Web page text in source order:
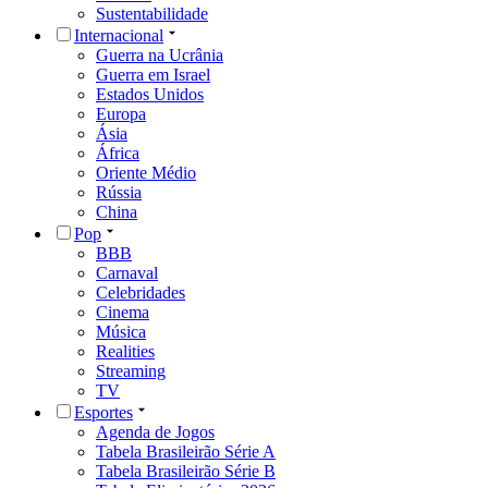
Sustentabilidade
Internacional
Guerra na Ucrânia
Guerra em Israel
Estados Unidos
Europa
Ásia
África
Oriente Médio
Rússia
China
Pop
BBB
Carnaval
Celebridades
Cinema
Música
Realities
Streaming
TV
Esportes
Agenda de Jogos
Tabela Brasileirão Série A
Tabela Brasileirão Série B